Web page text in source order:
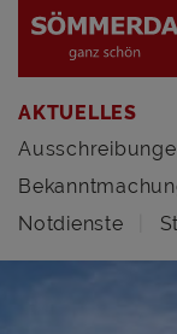
AKTUELLES
Notdienste